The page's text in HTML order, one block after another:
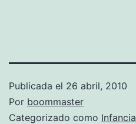
Publicada el 26 abril, 2010
Por boommaster
Categorizado como Infancia